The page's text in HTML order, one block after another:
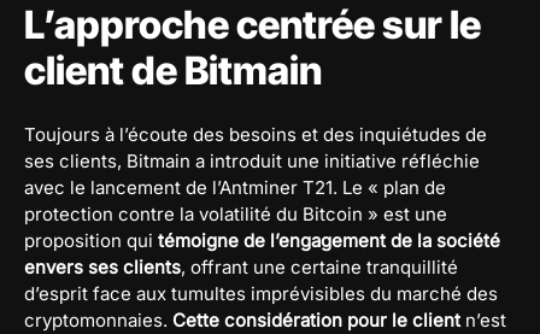
L’approche centrée sur le
client de Bitmain
Toujours à l’écoute des besoins et des inquiétudes de
ses clients, Bitmain a introduit une initiative réfléchie
avec le lancement de l’Antminer T21. Le « plan de
protection contre la volatilité du Bitcoin » est une
proposition qui témoigne de l’engagement de la société
envers ses clients, offrant une certaine tranquillité
d’esprit face aux tumultes imprévisibles du marché des
cryptomonnaies. Cette considération pour le clientn’est